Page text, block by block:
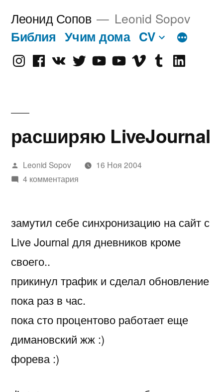
Леонид Сопов Leonid Sopov
Библия Учим дома CV
InstagramFacebook
VK TwitterYoutube
Old Vimeotumblrlinkedin
расширяю LiveJournal
Написано
автором
Leonid Sopov
16 Ноя 2004
4 комментария
замутил себе синхронизацию на сайт с
Live Journal для дневников кроме
своего..
прикинул трафик и сделал обновление
пока раз в час.
пока сто процентово работает еще
димановский жж :)
форева :)